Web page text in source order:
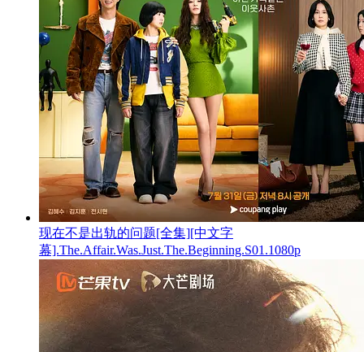
现在不是出轨的问题[全集][中文字
幕].The.Affair.Was.Just.The.Beginning.S01.1080p